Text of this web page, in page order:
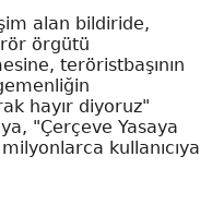
alan bildiride,
örgütü
teröristbaşının
hayır diyoruz"
"Çerçeve Yasaya
kullanıcıya